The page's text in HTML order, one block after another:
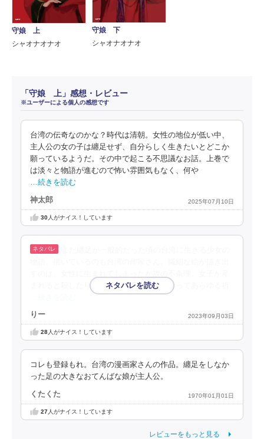
守娘 上
シャオナオナオ
守娘 下
シャオナオナオ
「守娘 上」感想・レビュー
※ユーザーによる個人の感想です
台湾の伝奇なのかな？時代は清朝。女性の地位が低い中、
主人公の女の子は纏足せず、自分らしく生きたいとどこか
願っているようだ。その中で起こる不思議なお話。上巻で
は淡々と物語が進むので怖い雰囲気もなく、何や
…続きを読む
神太郎 2025年07月10日
30人がナイス！しています
まれると殺したり、産まれる前に男子を願ってあらゆる祈
りー 2023年09月03日
28人がナイス！しています
コレも登録もれ。台湾の漫画家さんの作品。纏足をしなか
った足の大きなおてんばな娘が主人公。
くたくた 1970年01月01日
27人がナイス！しています
レビューをもっと見る